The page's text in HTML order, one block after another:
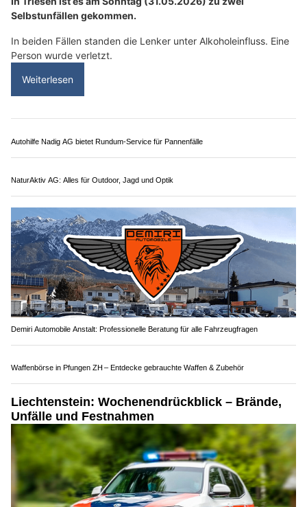
Selbstunfällen gekommen.
In beiden Fällen standen die Lenker unter Alkoholeinfluss. Eine
Person wurde verletzt.
Weiterlesen
Autohilfe Nadig AG bietet Rundum‑Service für Pannenfälle
NaturAktiv AG: Alles für Outdoor, Jagd und Optik
Demiri Automobile Anstalt: Professionelle Beratung für alle Fahrzeugfragen